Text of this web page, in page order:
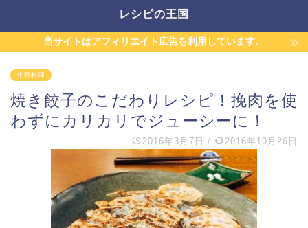
レシピの王国
当サイトはアフィリエイト広告を利用しています。
中華料理
焼き餃子のこだわりレシピ！挽肉を使
わずにカリカリでジューシーに！
2016年3月7日 / 2016年10月26日